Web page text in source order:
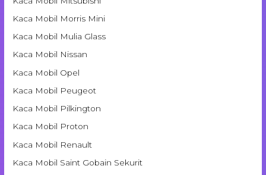
Kaca Mobil Morris Mini
Kaca Mobil Mulia Glass
Kaca Mobil Nissan
Kaca Mobil Opel
Kaca Mobil Peugeot
Kaca Mobil Pilkington
Kaca Mobil Proton
Kaca Mobil Renault
Kaca Mobil Saint Gobain Sekurit